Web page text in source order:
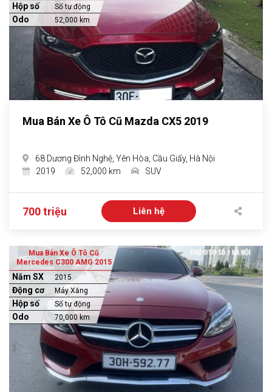
Hộp số Số tự động
Odo 52,000 km
Mua Bán Xe Ô Tô Cũ Mazda CX5 2019
68 Dương Đình Nghệ, Yên Hòa, Cầu Giấy, Hà Nội
2019
52,000 km SUV
700 triệu Liên hệ
Mua Bán Xe Ô Tô Cũ
Mercedes C300 AMG 2015
Năm SX 2015
Động cơ Máy Xăng
Hộp số Số tự động
Odo 70,000 km